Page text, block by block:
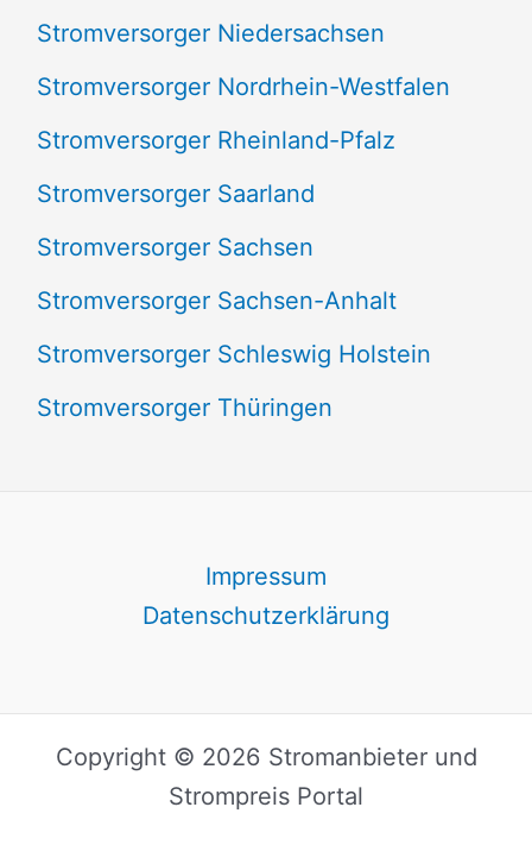
Stromversorger Niedersachsen
Stromversorger Nordrhein-Westfalen
Stromversorger Rheinland-Pfalz
Stromversorger Saarland
Stromversorger Sachsen
Stromversorger Sachsen-Anhalt
Stromversorger Schleswig Holstein
Stromversorger Thüringen
Impressum
Datenschutzerklärung
Copyright © 2026 Stromanbieter und
Strompreis Portal